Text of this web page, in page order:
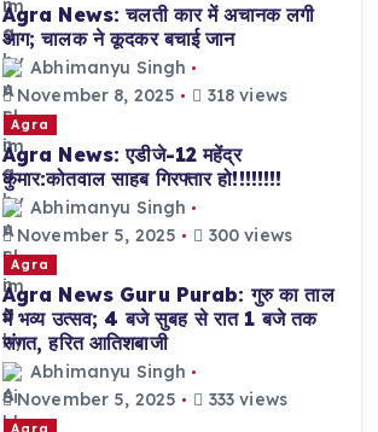
Agra News: चलती कार में अचानक लगी
आग; चालक ने कूदकर बचाई जान
Abhimanyu Singh
November 8, 2025
318 views
Agra
Agra News: एडीजे-12 महेंद्र
कुमार:कोतवाल साहब गिरफ्तार हो!!!!!!!!
Abhimanyu Singh
November 5, 2025
300 views
Agra
Agra News Guru Purab: गुरु का ताल
में भव्य उत्सव; 4 बजे सुबह से रात 1 बजे तक
संगत, हरित आतिशबाजी
Abhimanyu Singh
November 5, 2025
333 views